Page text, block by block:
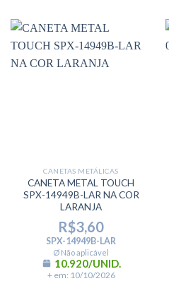
CANETAS METÁLICAS
CANETA METAL TOUCH
SPX-14949B-LAR NA COR
LARANJA
R$3,60
SPX-14949B-LAR
Ø Não aplicável
10.920/UNID.
+ em: 10/10/2026